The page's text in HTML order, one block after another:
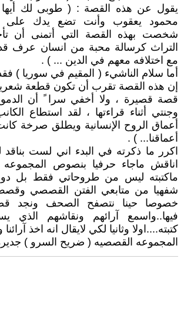
يقول عن هذه القصة : ( طوبى لك أيها
محمود يعقوب وأنت تضع يدك على
شخصت بهذه القصة التي أتمنى أن
التراث كرسالة محبة من انسان عرف
مع اختلافه معهم في الدين ... ) .
أما سلام الناشيء ( المقيم في سوريا )
إن هذه القصة تقرب أن تكون قطعة
قصة قصيرة ، ولا أخفي سرا ً أن
وجنتي أثناء قراءتها ، لقد استطاع
أعماق الروح الإنسانية ويطلق صرخة
أعماقنا... ) .
اكرر ما ذكرته في البدء اني لست بناقد
اناقش ماجاء حرفيا بنصوص المجموعه
ماكتبته ليس من طروحاتي فقط بل
شفهيا من متابعي الفتن القصصي
خصوصا حينا نتصفح الصحف ونجد
فيها..واسمع آرائهم ونقاشهم الذي
كتبته....اولا وثانيا لكي لايقال انه اخذ
المجموعه القصصيه ( ضريح السرو ) جديرة